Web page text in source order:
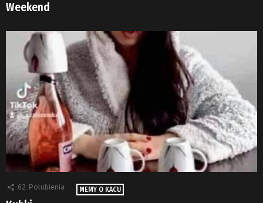
Weekend
62 Polubienia MEMY O KACU